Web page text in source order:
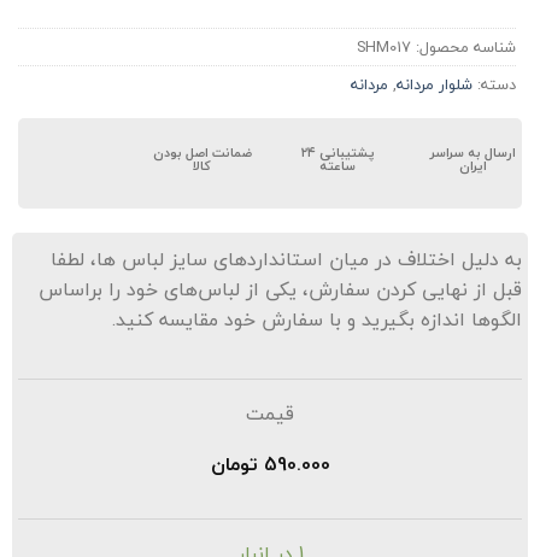
شناسه محصول:SHM017
دسته:شلوار مردانه,مردانه
ارسال به سراسر
ایران
پشتیبانی ۲۴
ساعته
ضمانت اصل بودن
به دلیل اختلاف در میان استانداردهای سایز لباس ها، لطفا
قبل از نهایی کردن سفارش، یکی از لباس‌های خود را براساس
الگوها اندازه بگیرید و با سفارش خود مقایسه کنید.
قیمت
590.000تومان